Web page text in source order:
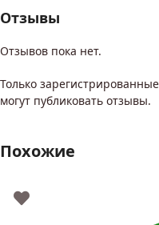
Отзывы
Отзывов пока нет.
Только
могут публиковать отзывы.
Похожие